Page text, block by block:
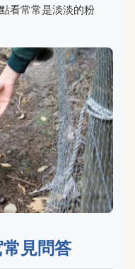
看常常是淡淡的粉
見問答